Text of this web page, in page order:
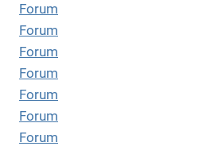
Forum
Forum
Forum
Forum
Forum
Forum
Forum